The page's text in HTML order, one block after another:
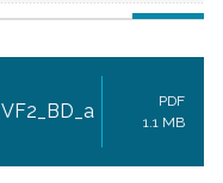
PDF
1.1 MB